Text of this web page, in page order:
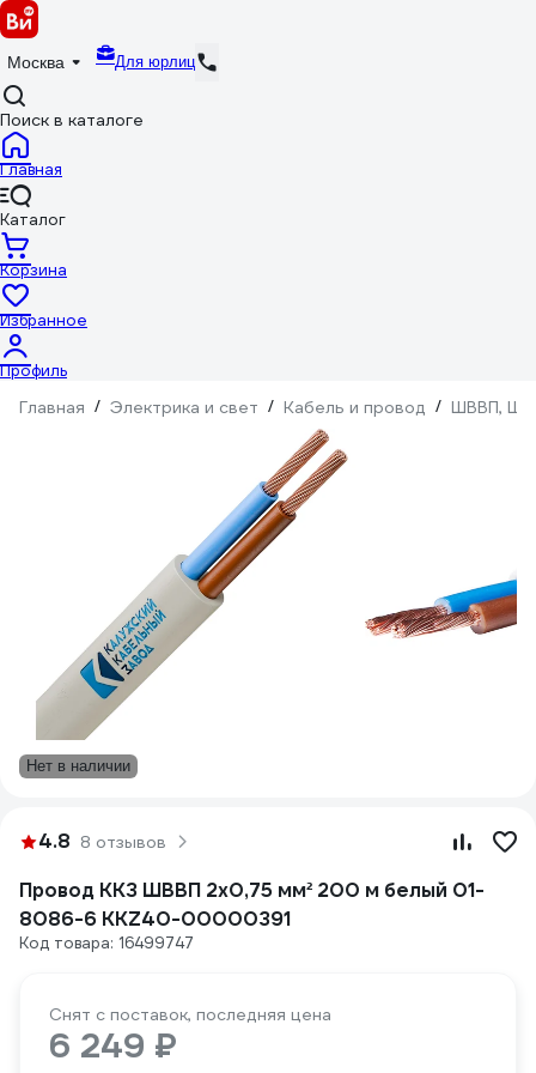
Москва Для юрлиц
Поиск в каталоге
Главная
Каталог
Корзина
Избранное
Профиль
Главная / Электрика и свет / Кабель и провод / ШВВП,
Нет в наличии
4.8 8 отзывов
Провод ККЗ ШВВП 2х0,75 мм² 200 м белый 01-
8086-6 KKZ40-00000391
Код товара: 16499747
Снят с поставок, последняя цена
6 249 ₽